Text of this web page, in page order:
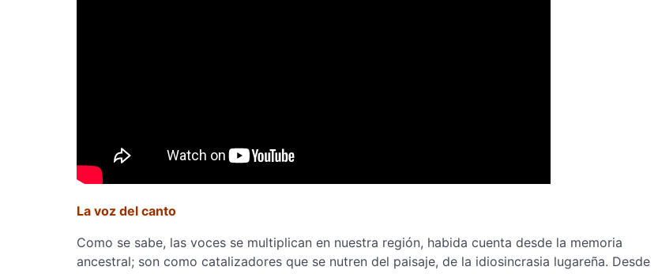
La voz del canto
Como se sabe, las voces se multiplican en nuestra región, habida cuenta desde la memoria
ancestral; son como catalizadores que se nutren del paisaje, de la idiosincrasia lugareña. Desde